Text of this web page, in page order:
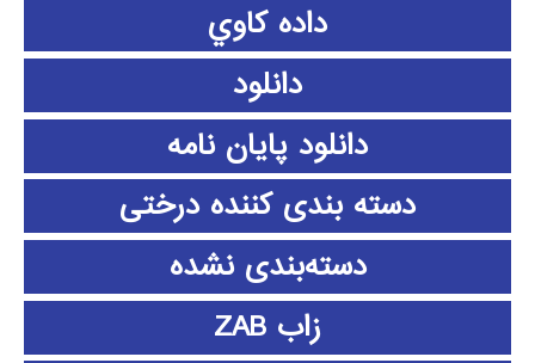
داده كاوي
دانلود
دانلود پايان نامه
دسته بندی کننده درختی
دسته‌بندی نشده
زاب ZAB